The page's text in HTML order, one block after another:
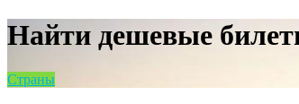
Найти дешевые
Страны